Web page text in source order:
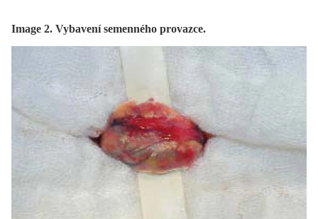
Image 2. Vybavení semenného provazce.